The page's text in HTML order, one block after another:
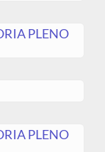
PLENO
PLENO